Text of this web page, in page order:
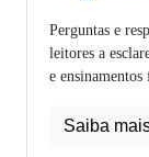
Perguntas e
leitores a
e ensinamentos
Saiba